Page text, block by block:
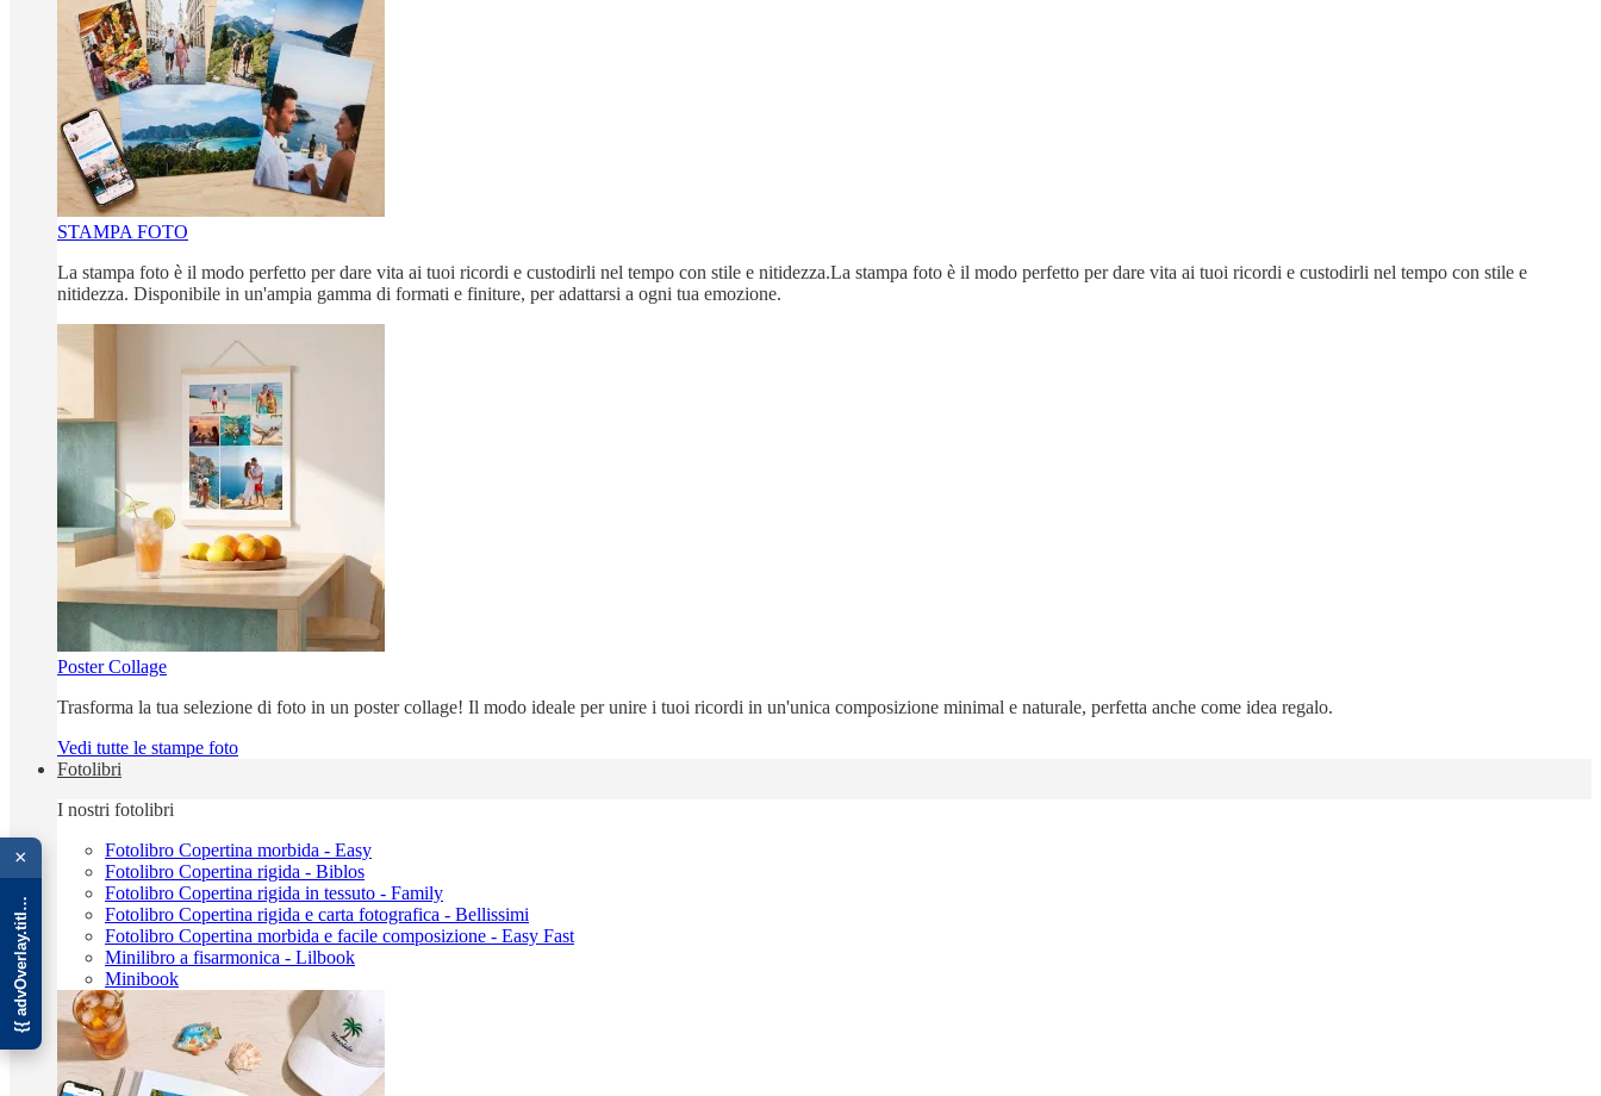
STAMPA FOTO
La stampa foto è il modo perfetto per dare vita ai tuoi ricordi e custodirli nel tempo con stile e nitidezza.La stampa foto è il modo perfetto per dare vita ai tuoi ricordi e custodirli nel tempo con stile e
nitidezza. Disponibile in un'ampia gamma di formati e finiture, per adattarsi a ogni tua emozione.
Poster Collage
Trasforma la tua selezione di foto in un poster collage! Il modo ideale per unire i tuoi ricordi in un'unica composizione minimal e naturale, perfetta anche come idea regalo.
Vedi tutte le stampe foto
Fotolibri
I nostri fotolibri
Fotolibro Copertina morbida - Easy
Fotolibro Copertina rigida - Biblos
Fotolibro Copertina rigida in tessuto - Family
Fotolibro Copertina rigida e carta fotografica - Bellissimi
Fotolibro Copertina morbida e facile composizione - Easy Fast
Minilibro a fisarmonica - Lilbook
Minibook
×
{{ advOverlay.title || 'Promo' }}